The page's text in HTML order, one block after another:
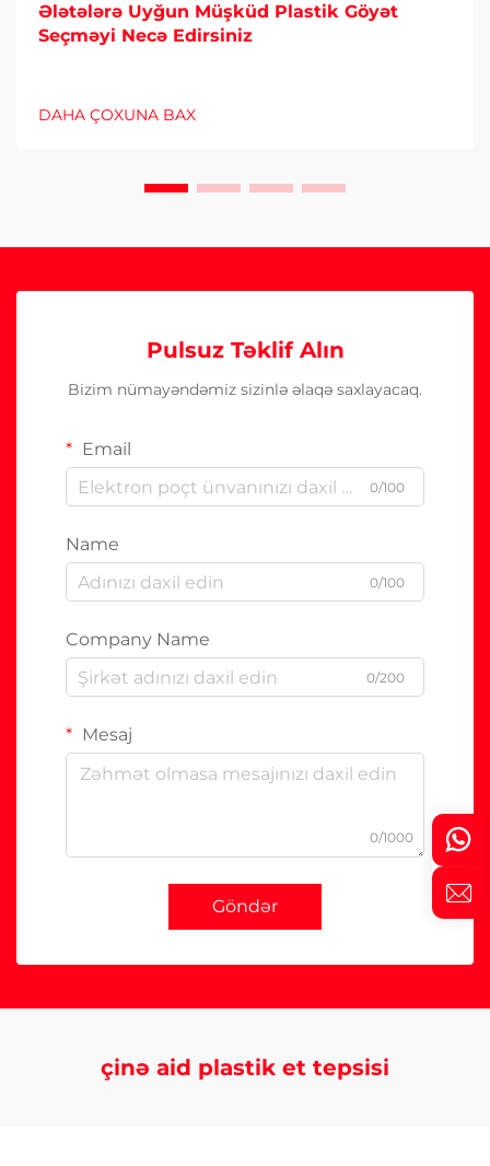
Ələtələrə Uyğun Müşküd Plastik Göyət
Seçməyi Necə Edirsiniz
DAHA ÇOXUNA BAX
Pulsuz Təklif Alın
Bizim nümayəndəmiz sizinlə əlaqə saxlayacaq.
Email
0/100
Name
0/100
Company Name
0/200
Mesaj
0/1000
Göndər
çinə aid plastik et tepsisi